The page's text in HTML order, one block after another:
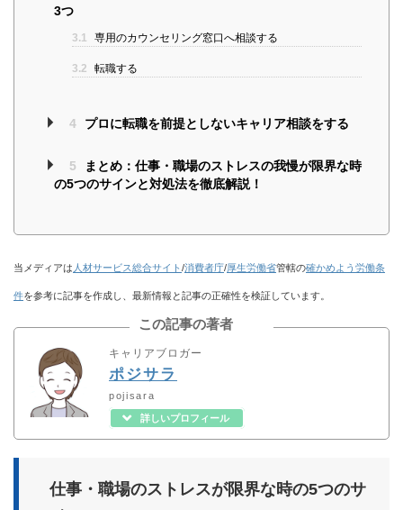
3つ
3.1 専用のカウンセリング窓口へ相談する
3.2 転職する
4 プロに転職を前提としないキャリア相談をする
5
まとめ：仕事・職場のストレスの我慢が限界な時
の5つのサインと対処法を徹底解説！
当メディアは 人材サービス総合サイト /消費者庁/厚生労働省管轄の確かめよう労働条
件を参考に記事を作成し、最新情報と記事の正確性を検証しています。
この記事の著者
キャリアブロガー
ポジサラ
pojisara
詳しいプロフィール
仕事・職場のストレスが限界な時の5つのサ